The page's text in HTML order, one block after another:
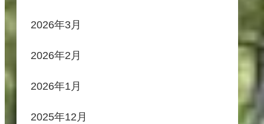
2026年3月
2026年2月
2026年1月
2025年12月